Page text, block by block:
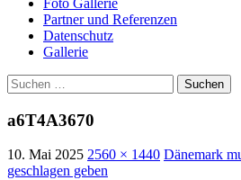
Partner und Referenzen
Datenschutz
Gallerie
Suchen
nach:
a6T4A3670
10. Mai 2025 2560 × 1440 Dänemark
geschlagen geben